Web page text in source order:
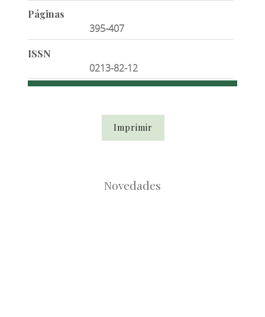
Páginas
395-407
ISSN
0213-82-12
Imprimir
Novedades